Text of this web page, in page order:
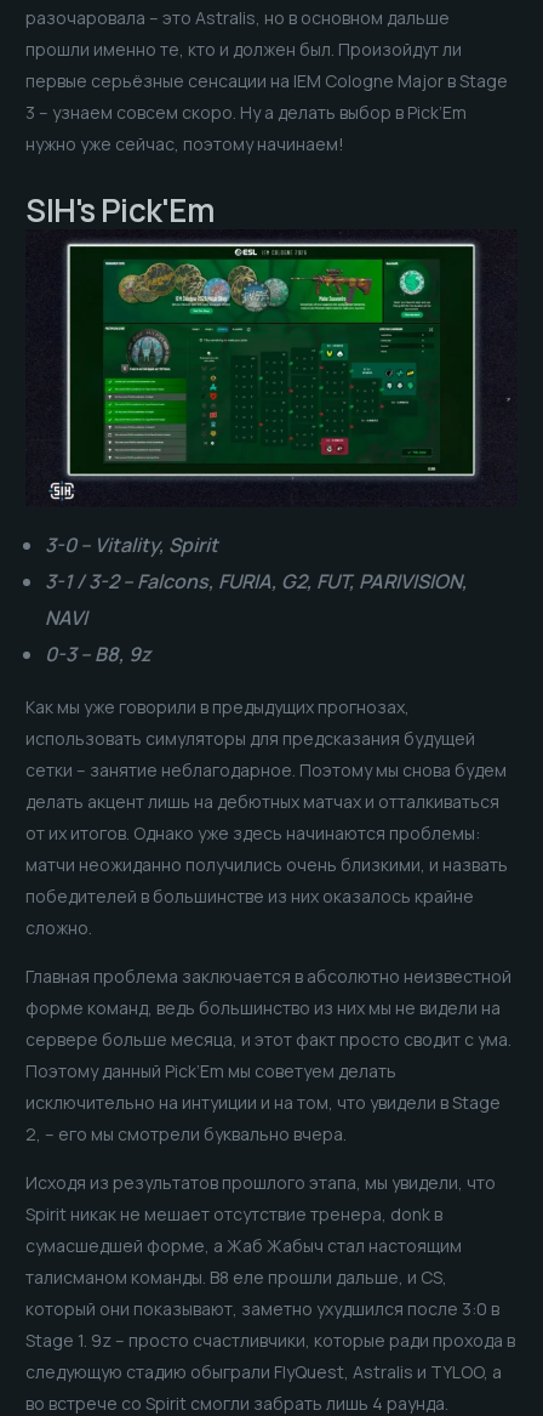
разочаровала – это Astralis, но в основном дальше
прошли именно те, кто и должен был. Произойдут ли
первые серьёзные сенсации на IEM Cologne Major в Stage
3 – узнаем совсем скоро. Ну а делать выбор в Pick’Em
нужно уже сейчас, поэтому начинаем!
SIH's Pick'Em
3-0 – Vitality, Spirit
3-1 / 3-2 – Falcons, FURIA, G2, FUT, PARIVISION,
NAVI
0-3 – B8, 9z
Как мы уже говорили в предыдущих прогнозах,
использовать симуляторы для предсказания будущей
сетки – занятие неблагодарное. Поэтому мы снова будем
делать акцент лишь на дебютных матчах и отталкиваться
от их итогов. Однако уже здесь начинаются проблемы:
матчи неожиданно получились очень близкими, и назвать
победителей в большинстве из них оказалось крайне
сложно.
Главная проблема заключается в абсолютно неизвестной
форме команд, ведь большинство из них мы не видели на
сервере больше месяца, и этот факт просто сводит с ума.
Поэтому данный Pick’Em мы советуем делать
исключительно на интуиции и на том, что увидели в Stage
2, – его мы смотрели буквально вчера.
Исходя из результатов прошлого этапа, мы увидели, что
Spirit никак не мешает отсутствие тренера, donk в
сумасшедшей форме, а Жаб Жабыч стал настоящим
талисманом команды. B8 еле прошли дальше, и CS,
который они показывают, заметно ухудшился после 3:0 в
Stage 1. 9z – просто счастливчики, которые ради прохода в
следующую стадию обыграли FlyQuest, Astralis и TYLOO, а
во встрече со Spirit смогли забрать лишь 4 раунда.